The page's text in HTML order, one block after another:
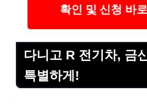
확인 및 신청 바
다니고 R 전기차, 금
특별하게!